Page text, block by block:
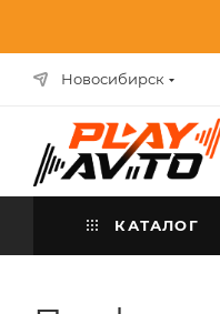
Новосибирск
КАТАЛОГ